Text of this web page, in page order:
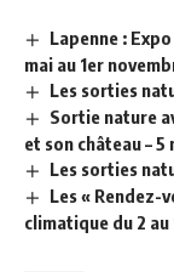
Lapenne :
mai au 1er
Les sorties
Sortie nature
et son château – 5
Les sorties
Les « Rendez-
climatique du 2 au